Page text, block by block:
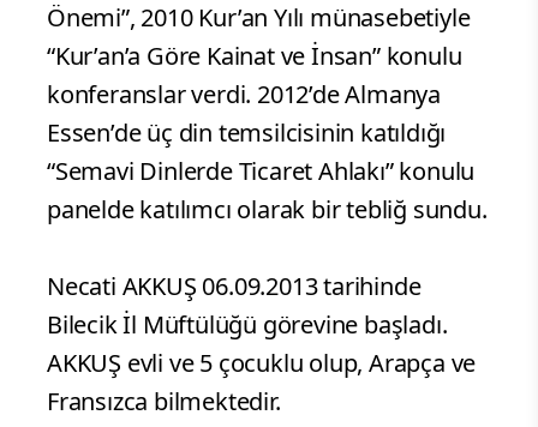
Önemi”, 2010 Kur’an Yılı münasebetiyle
“Kur’an’a Göre Kainat ve İnsan” konulu
konferanslar verdi. 2012’de Almanya
Essen’de üç din temsilcisinin katıldığı
“Semavi Dinlerde Ticaret Ahlakı” konulu
panelde katılımcı olarak bir tebliğ sundu.
Necati AKKUŞ 06.09.2013 tarihinde
Bilecik İl Müftülüğü görevine başladı.
AKKUŞ evli ve 5 çocuklu olup, Arapça ve
Fransızca bilmektedir.